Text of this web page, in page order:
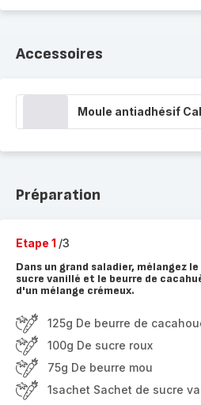
Accessoires
Moule antiadhésif
Préparation
Etape 1 /3
Dans un grand saladier, mélangez
sucre vanillé et le beurre de
d'un mélange crémeux.
125g De beurre de
100g De sucre roux
75g De beurre mou
1sachet Sachet de sucre